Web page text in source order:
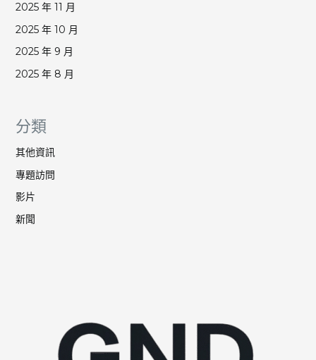
2025 年 11 月
2025 年 10 月
2025 年 9 月
2025 年 8 月
分類
其他資訊
專題訪問
影片
新聞